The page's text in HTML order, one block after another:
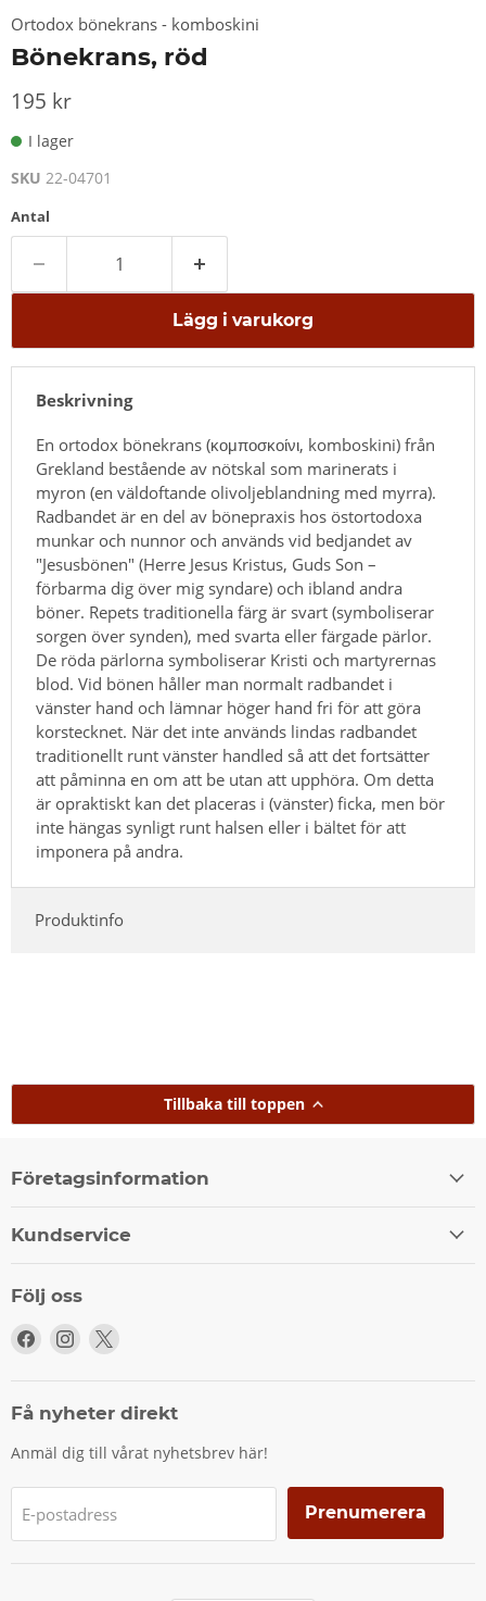
Ortodox bönekrans - komboskini
Bönekrans, röd
195 kr
I lager
SKU 22-04701
Antal
Lägg i varukorg
Beskrivning
En ortodox bönekrans (κομποσκοίνι, komboskini) från
Grekland bestående av nötskal som marinerats i
myron (en väldoftande olivoljeblandning med myrra).
Radbandet är en del av bönepraxis hos östortodoxa
munkar och nunnor och används vid bedjandet av
"Jesusbönen" (Herre Jesus Kristus, Guds Son –
förbarma dig över mig syndare) och ibland andra
böner. Repets traditionella färg är svart (symboliserar
sorgen över synden), med svarta eller färgade pärlor.
De röda pärlorna symboliserar Kristi och martyrernas
blod. Vid bönen håller man normalt radbandet i
vänster hand och lämnar höger hand fri för att göra
korstecknet. När det inte används lindas radbandet
traditionellt runt vänster handled så att det fortsätter
att påminna en om att be utan att upphöra. Om detta
är opraktiskt kan det placeras i (vänster) ficka, men bör
inte hängas synligt runt halsen eller i bältet för att
imponera på andra.
Produktinfo
Tillbaka till toppen
Företagsinformation
Kundservice
Följ oss
Följ
Facebook
Följ
Instagram
X
Få nyheter direkt
Anmäl dig till vårat nyhetsbrev här!
E-postadress Prenumerera